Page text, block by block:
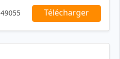
49055 Télécharger